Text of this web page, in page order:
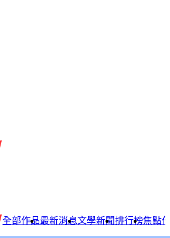
全部作品最新消息文學新聞排行榜焦點